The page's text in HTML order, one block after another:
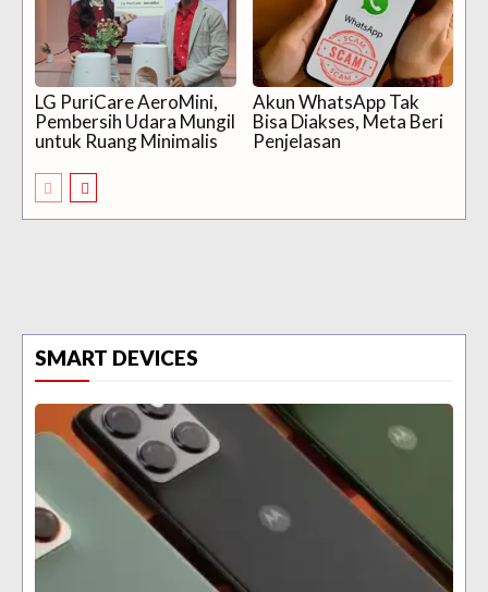
LG PuriCare AeroMini,
Pembersih Udara Mungil
untuk Ruang Minimalis
Akun WhatsApp Tak
Bisa Diakses, Meta Beri
Penjelasan
SMART DEVICES